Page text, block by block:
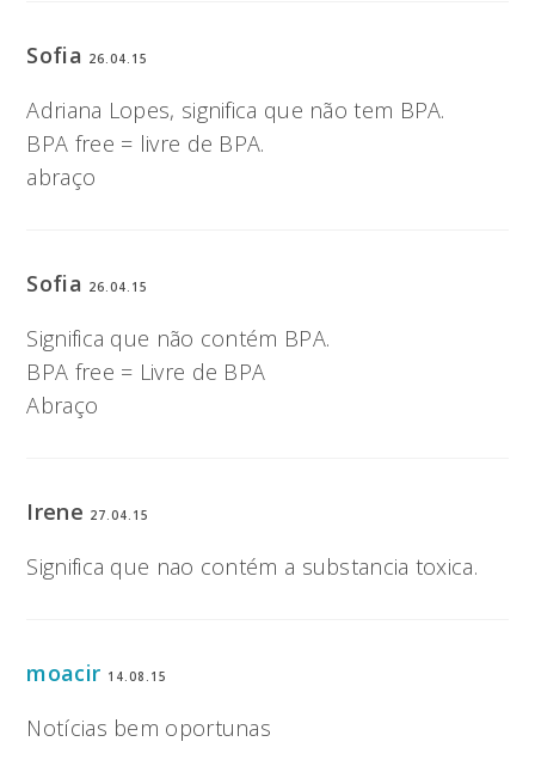
Sofia 26.04.15
Adriana Lopes, significa que não tem BPA.
BPA free = livre de BPA.
abraço
Sofia 26.04.15
Significa que não contém BPA.
BPA free = Livre de BPA
Abraço
Irene 27.04.15
Significa que nao contém a substancia toxica.
moacir 14.08.15
Notícias bem oportunas